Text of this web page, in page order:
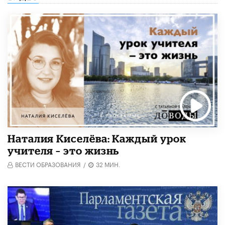
Наталия Киселёва: Каждый урок
учителя – это жизнь
ВЕСТИ ОБРАЗОВАНИЯ / 32 МИН.